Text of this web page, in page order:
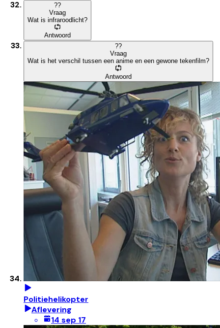
??
Vraag
Wat is infraroodlicht?
Antwoord
??
Vraag
Wat is het verschil tussen een anime en een gewone tekenfilm?
Antwoord
Politiehelikopter
Aflevering
14 sep 17